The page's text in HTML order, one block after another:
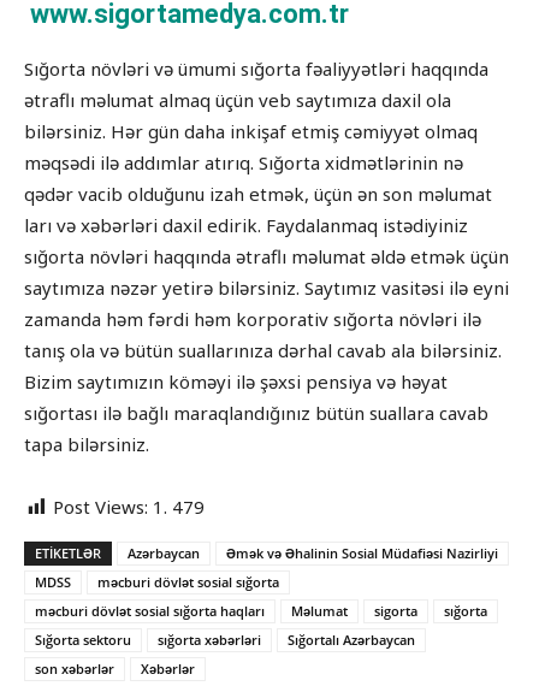
www.sigortamedya.com.tr
Sığorta növləri və ümumi sığorta fəaliyyətləri haqqında
ətraflı məlumat almaq üçün veb saytımıza daxil ola
bilərsiniz. Hər gün daha inkişaf etmiş cəmiyyət olmaq
məqsədi ilə addımlar atırıq. Sığorta xidmətlərinin nə
qədər vacib olduğunu izah etmək, üçün ən son məlumat
ları və xəbərləri daxil edirik. Faydalanmaq istədiyiniz
sığorta növləri haqqında ətraflı məlumat əldə etmək üçün
saytımıza nəzər yetirə bilərsiniz. Saytımız vasitəsi ilə eyni
zamanda həm fərdi həm korporativ sığorta növləri ilə
tanış ola və bütün suallarınıza dərhal cavab ala bilərsiniz.
Bizim saytımızın köməyi ilə şəxsi pensiya və həyat
sığortası ilə bağlı maraqlandığınız bütün suallara cavab
tapa bilərsiniz.
Post Views: 1. 479
ETIKETLƏR Azərbaycan
Əmək və Əhalinin Sosial Müdafiəsi Nazirliyi
MDSS
məcburi dövlət sosial sığorta
məcburi dövlət sosial sığorta haqları
Məlumat sigorta
sığorta
Sığorta sektoru
sığorta xəbərləri
Sığortalı Azərbaycan
son xəbərlər
Xəbərlər